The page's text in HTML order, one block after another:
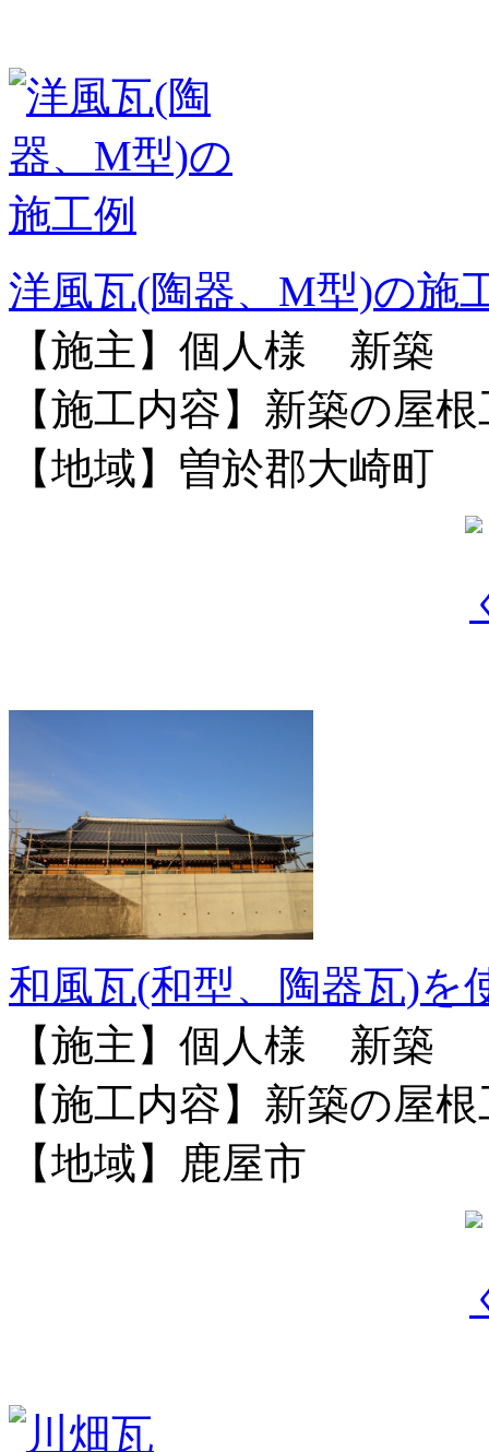
洋風瓦(陶器、M型)の施
【施主】個人様 新築
【施工内容】新築の屋
【地域】曽於郡大崎町
和風瓦(和型、陶器瓦)を
【施主】個人様 新築
【施工内容】新築の屋
【地域】鹿屋市